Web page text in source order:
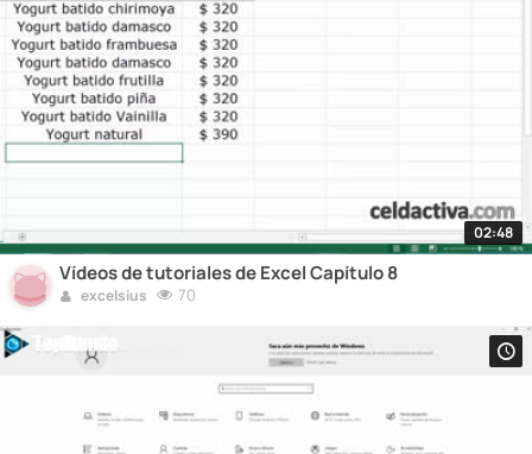
02:48
Vídeos de tutoriales de Excel Capítulo 8
excelsius 70